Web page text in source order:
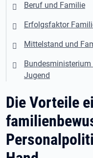
Beruf und Familie
Erfolgsfaktor
Mittelstand und
Bundesministerium
Jugend
Die Vorteile